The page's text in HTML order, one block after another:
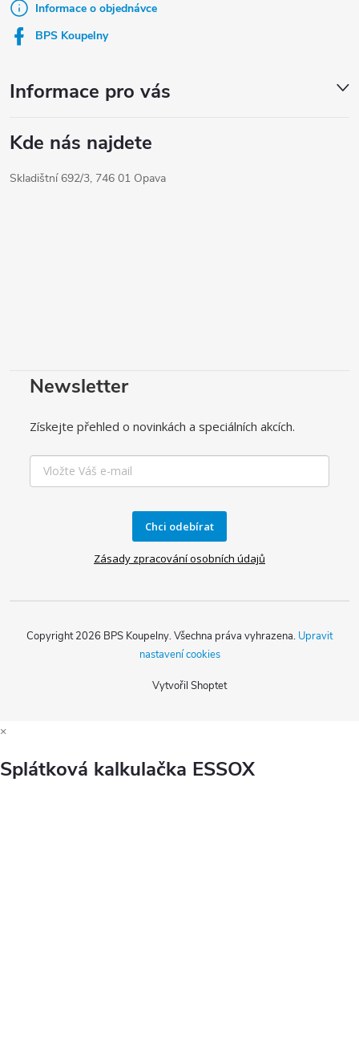
Informace o objednávce
BPS Koupelny
Informace pro vás
Kde nás najdete
Skladištní 692/3, 746 01 Opava
Newsletter
Získejte přehled o novinkách a speciálních akcích.
Chci odebírat
Zásady zpracování osobních údajů
Vytvořil Shoptet
Copyright 2026 BPS Koupelny. Všechna práva vyhrazena. Upravit
nastavení cookies
×
Splátková kalkulačka ESSOX